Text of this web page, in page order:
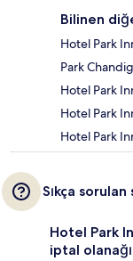
Bilinen
Hotel Park
Park
Hotel Park
Hotel Park
Hotel Park
Sıkça
Hotel Park
iptal